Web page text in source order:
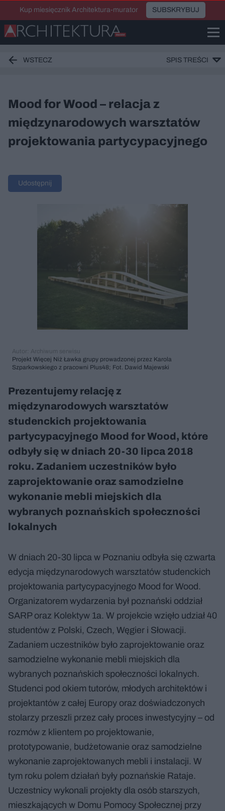
Kup miesięcznik Architektura-murator SUBSKRYBUJ
WSTECZ SPIS TREŚCI
Mood for Wood – relacja z
międzynarodowych warsztatów
projektowania partycypacyjnego
Udostępnij
Autor: Archiwum serwisu
Projekt Więcej Niż Ławka grupy prowadzonej przez Karola
Szparkowskiego z pracowni Plus48; Fot. Dawid Majewski
Prezentujemy relację z
międzynarodowych warsztatów
studenckich projektowania
partycypacyjnego Mood for Wood, które
odbyły się w dniach 20-30 lipca 2018
roku. Zadaniem uczestników było
zaprojektowanie oraz samodzielne
wykonanie mebli miejskich dla
wybranych poznańskich społeczności
lokalnych
W dniach 20-30 lipca w Poznaniu odbyła się czwarta
edycja międzynarodowych warsztatów studenckich
projektowania partycypacyjnego Mood for Wood.
Organizatorem wydarzenia był poznański oddział
SARP oraz Kolektyw 1a. W projekcie wzięło udział 40
studentów z Polski, Czech, Węgier i Słowacji.
Zadaniem uczestników było zaprojektowanie oraz
samodzielne wykonanie mebli miejskich dla
wybranych poznańskich społeczności lokalnych.
Studenci pod okiem tutorów, młodych architektów i
projektantów z całej Europy oraz doświadczonych
stolarzy przeszli przez cały proces inwestycyjny – od
rozmów z klientem po projektowanie,
prototypowanie, budżetowanie oraz samodzielne
wykonanie zaprojektowanych mebli i instalacji. W
tym roku polem działań były poznańskie Rataje.
Uczestnicy wykonali projekty dla osób starszych,
mieszkających w Domu Pomocy Społecznej przy